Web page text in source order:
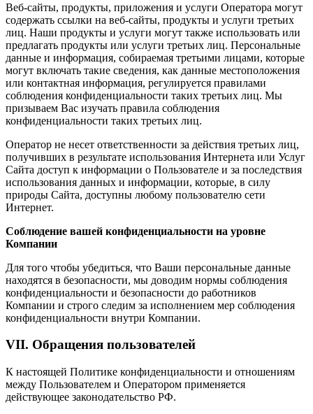
Веб-сайты, продукты, приложения и услуги Оператора могут
содержать ссылки на веб-сайты, продукты и услуги третьих
лиц. Наши продукты и услуги могут также использовать или
предлагать продукты или услуги третьих лиц. Персональные
данные и информация, собираемая третьими лицами, которые
могут включать такие сведения, как данные местоположения
или контактная информация, регулируется правилами
соблюдения конфиденциальности таких третьих лиц. Мы
призываем Вас изучать правила соблюдения
конфиденциальности таких третьих лиц.
Оператор не несет ответственности за действия третьих лиц,
получивших в результате использования Интернета или Услуг
Сайта доступ к информации о Пользователе и за последствия
использования данных и информации, которые, в силу
природы Сайта, доступны любому пользователю сети
Интернет.
Соблюдение вашей конфиденциальности на уровне
Компании
Для того чтобы убедиться, что Ваши персональные данные
находятся в безопасности, мы доводим нормы соблюдения
конфиденциальности и безопасности до работников
Компании и строго следим за исполнением мер соблюдения
конфиденциальности внутри Компании.
VII. Обращения пользователей
К настоящей Политике конфиденциальности и отношениям
между Пользователем и Оператором применяется
действующее законодательство РФ.